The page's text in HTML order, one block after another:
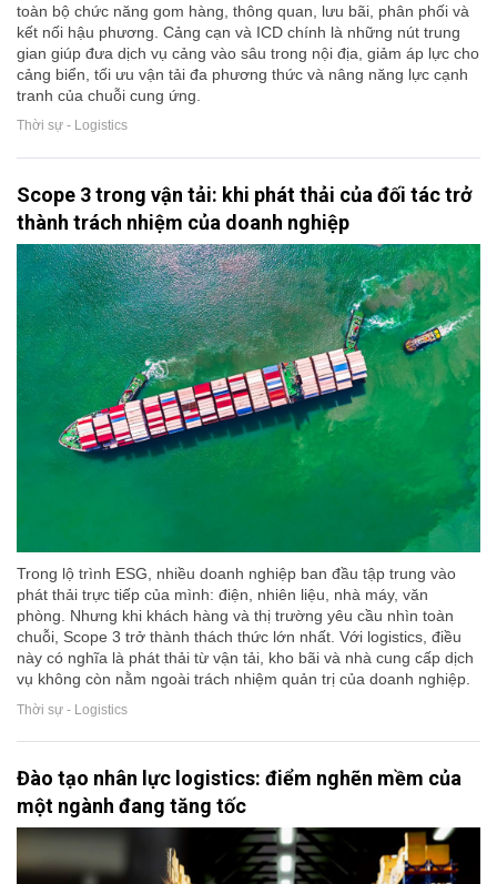
toàn bộ chức năng gom hàng, thông quan, lưu bãi, phân phối và
kết nối hậu phương. Cảng cạn và ICD chính là những nút trung
gian giúp đưa dịch vụ cảng vào sâu trong nội địa, giảm áp lực cho
cảng biển, tối ưu vận tải đa phương thức và nâng năng lực cạnh
tranh của chuỗi cung ứng.
Thời sự - Logistics
Scope 3 trong vận tải: khi phát thải của đối tác trở
thành trách nhiệm của doanh nghiệp
Trong lộ trình ESG, nhiều doanh nghiệp ban đầu tập trung vào
phát thải trực tiếp của mình: điện, nhiên liệu, nhà máy, văn
phòng. Nhưng khi khách hàng và thị trường yêu cầu nhìn toàn
chuỗi, Scope 3 trở thành thách thức lớn nhất. Với logistics, điều
này có nghĩa là phát thải từ vận tải, kho bãi và nhà cung cấp dịch
vụ không còn nằm ngoài trách nhiệm quản trị của doanh nghiệp.
Thời sự - Logistics
Đào tạo nhân lực logistics: điểm nghẽn mềm của
một ngành đang tăng tốc